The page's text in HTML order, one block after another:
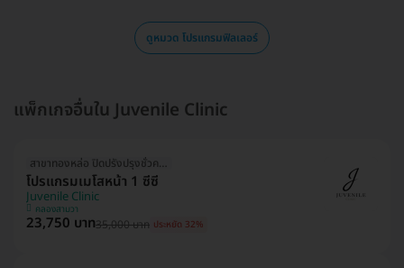
ดูหมวด โปรแกรมฟิลเลอร์
แพ็กเกจอื่นใน Juvenile Clinic
สาขาทองหล่อ ปิดปรังปรุงชั่วคราว
โปรแกรมเมโสหน้า 1 ซีซี
Juvenile Clinic
คลองสามวา
23,750 บาท35,000 บาท ประหยัด 32%